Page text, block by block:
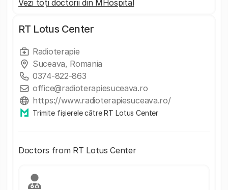
Vezi toți doctorii din MHospital
RT Lotus Center
Radioterapie
Suceava, Romania
0374-822-863
office@radioterapiesuceava.ro
https://www.radioterapiesuceava.ro/
Trimite fișierele către RT Lotus Center
Doctors from RT Lotus Center